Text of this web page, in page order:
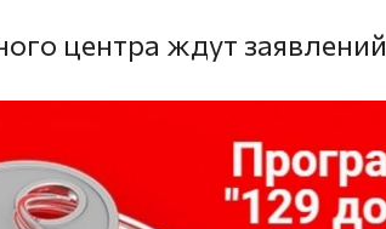
центра ждут заявлений